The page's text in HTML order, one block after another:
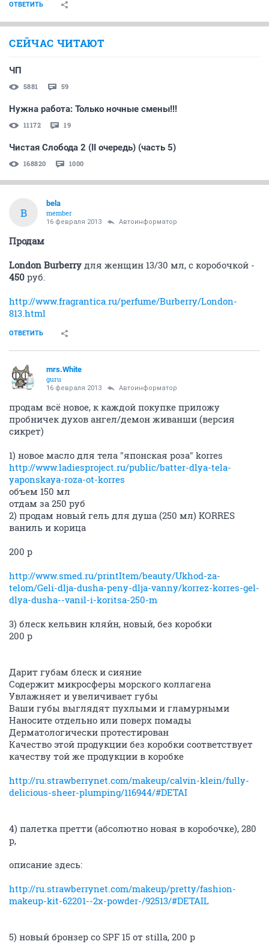
ОТВЕТИТЬ
СЕЙЧАС ЧИТАЮТ
ЧП
5881 59
Нужна работа: Только ночные смены!!!
11172 19
Чистая Слобода 2 (II очередь) (часть 5)
168820 1000
B
bela
member
16 февраля 2013 Автоинформатор
Продам
London Burberry для женщин 13/30 мл, с коробочкой -
450 руб.
http://www.fragrantica.ru/perfume/Burberry/London-
813.html
ОТВЕТИТЬ
mrs.White
guru
16 февраля 2013 Автоинформатор
продам всё новое, к каждой покупке приложу
пробничек духов ангел/демон живанши (версия
сикрет)
1) новое масло для тела "японская роза" korres
http://www.ladiesproject.ru/public/batter-dlya-tela-
yaponskaya-roza-ot-korres
объем 150 мл
отдам за 250 руб
2) продам новый гель для душа (250 мл) KORRES
ваниль и корица
200 р
http://www.smed.ru/printItem/beauty/Ukhod-za-
telom/Geli-dlja-dusha-peny-dlja-vanny/korrez-korres-gel-
dlya-dusha--vanil-i-koritsa-250-m
3) блеск кельвин кляйн, новый, без коробки
200 р
Дарит губам блеск и сияние
Содержит микросферы морского коллагена
Увлажняет и увеличивает губы
Ваши губы выглядят пухлыми и гламурными
Наносите отдельно или поверх помады
Дерматологически протестирован
Качество этой продукции без коробки соответствует
качеству той же продукции в коробке
http://ru.strawberrynet.com/makeup/calvin-klein/fully-
delicious-sheer-plumping/116944/#DETAI
4) палетка претти (абсолютно новая в коробочке), 280
р,
описание здесь:
http://ru.strawberrynet.com/makeup/pretty/fashion-
makeup-kit-62201--2x-powder-/92513/#DETAIL
5) новый бронзер со SPF 15 от stilla, 200 р